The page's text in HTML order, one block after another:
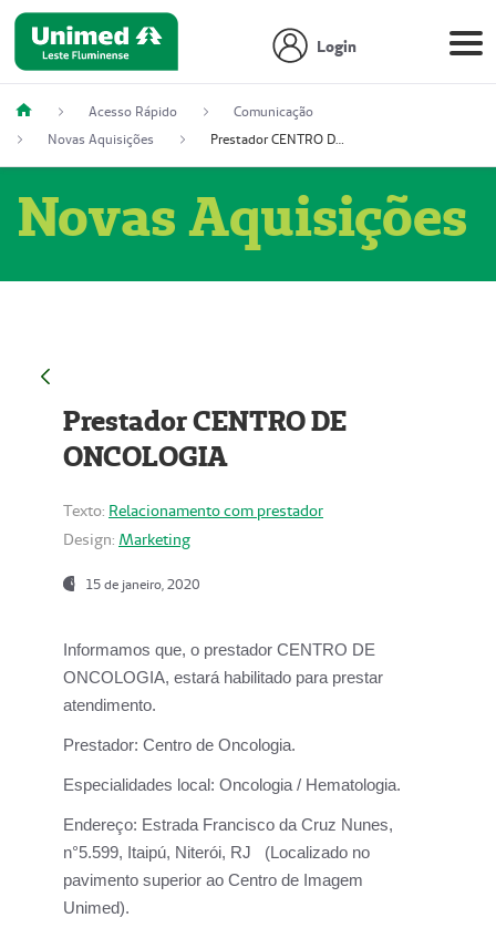
Login
Acesso Rápido
Comunicação
Novas Aquisições
Prestador CENTRO DE ONCOLOGIA
Novas Aquisições
Prestador CENTRO DE
ONCOLOGIA
Texto: Relacionamento com prestador
Design: Marketing
15 de janeiro, 2020
Informamos que, o prestador CENTRO DE
ONCOLOGIA, estará habilitado para prestar
atendimento.
Prestador: Centro de Oncologia.
Especialidades local: Oncologia / Hematologia.
Endereço: Estrada Francisco da Cruz Nunes,
n°5.599, Itaipú, Niterói, RJ (Localizado no
pavimento superior ao Centro de Imagem
Unimed).